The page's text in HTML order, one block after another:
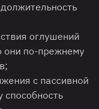
оглушений
они по-прежнему
с пассивной
способность